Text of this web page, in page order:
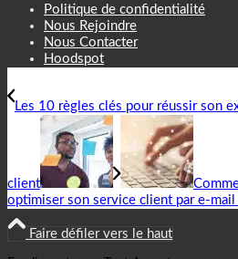
Politique de confidentialité
Nous Rejoindre
Nous Contacter
Hoodspot
Les 10 règles clés pour réussir son
client
optimiser son service client par e-mail
Faire défiler vers le haut